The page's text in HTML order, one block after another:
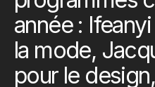
année :
la mode,
pour le